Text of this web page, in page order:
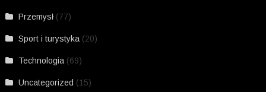
Przemysł (77)
Sport i turystyka (20)
Technologia (69)
Uncategorized (15)